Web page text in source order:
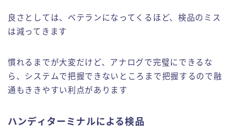
良さとしては、ベテランになってくるほど、検品のミス
は減ってきます
慣れるまでが大変だけど、アナログで完璧にできるな
ら、システムで把握できないところまで把握するので融
通もききやすい利点があります
ハンディターミナルによる検品